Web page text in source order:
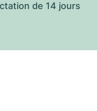
de 14 jours